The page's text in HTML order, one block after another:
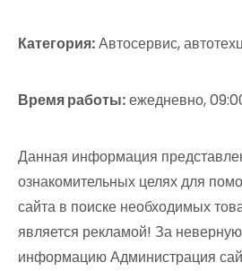
Категория:Автосервис,
Время работы:ежедневно,
Данная информация
ознакомительных целях для
сайта в поиске необходимых
является рекламой! За
информацию Администрация